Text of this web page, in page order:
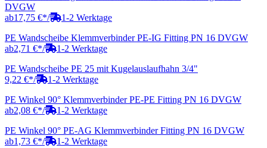
DVGW
ab17,75 €*/
1-2 Werktage
PE Wandscheibe Klemmverbinder PE-IG Fitting PN 16 DVGW
ab2,71 €*/
1-2 Werktage
PE Wandscheibe PE 25 mit Kugelauslaufhahn 3/4"
9,22 €*/
1-2 Werktage
PE Winkel 90° Klemmverbinder PE-PE Fitting PN 16 DVGW
ab2,08 €*/
1-2 Werktage
PE Winkel 90° PE-AG Klemmverbinder Fitting PN 16 DVGW
ab1,73 €*/
1-2 Werktage